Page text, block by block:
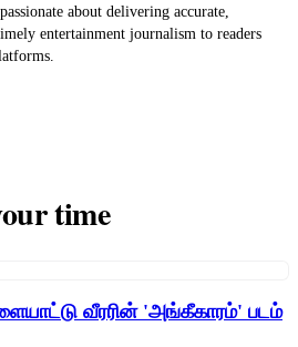
about delivering accurate,
entertainment journalism to readers
time
வீரரின் 'அங்கீகாரம்' படம்